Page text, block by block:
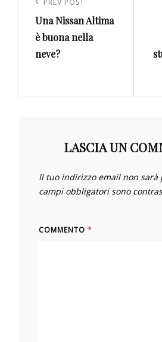
articoli
Previous
Post
PREV POST
Una Nissan Altima
è buona nella
neve?
LASCIA UN
Il tuo indirizzo email non sarà
campi obbligatori sono
COMMENTO *